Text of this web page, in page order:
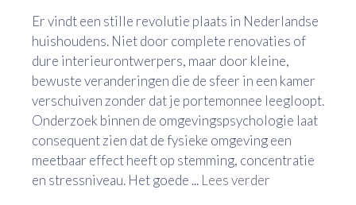
Er vindt een stille revolutie plaats in Nederlandse
huishoudens. Niet door complete renovaties of
dure interieurontwerpers, maar door kleine,
bewuste veranderingen die de sfeer in een kamer
verschuiven zonder dat je portemonnee leegloopt.
Onderzoek binnen de omgevingspsychologie laat
consequent zien dat de fysieke omgeving een
meetbaar effect heeft op stemming, concentratie
en stressniveau. Het goede ... Lees verder